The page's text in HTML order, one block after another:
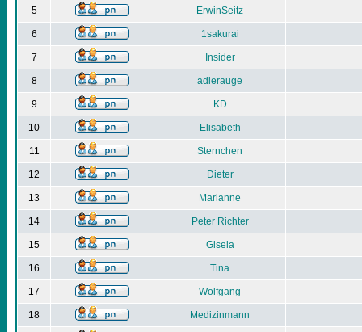
5 ErwinSeitz
6 1sakurai
7 Insider
8 adlerauge
9 KD
10 Elisabeth
11 Sternchen
12 Dieter
13 Marianne
14 Peter Richter
15 Gisela
16 Tina
17 Wolfgang
18 Medizinmann